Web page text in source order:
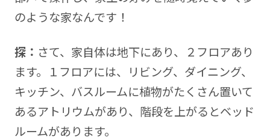
のような家なんです！
探： さて、家自体は地下にあり、２フロアあり
ます。１フロアには、リビング、ダイニング、
キッチン、バスルームに植物がたくさん置いて
あるアトリウムがあり、階段を上がるとベッド
ルームがあります。